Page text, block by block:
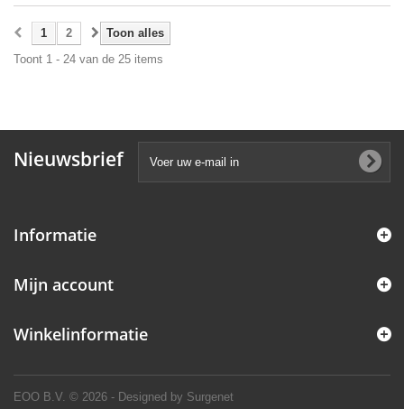
Toon alles
1
2
Toont 1 - 24 van de 25 items
Nieuwsbrief
Informatie
EOO B.V. © 2026 - Designed by Surgenet
Mijn account
Winkelinformatie